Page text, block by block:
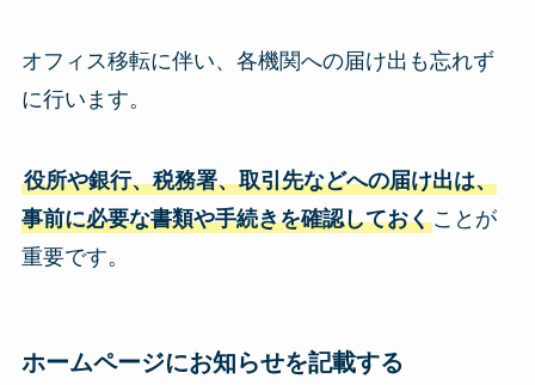
オフィス移転に伴い、各機関への届け出も忘れず
に行います。
役所や銀行、税務署、取引先などへの届け出は、
事前に必要な書類や手続きを確認しておくことが
重要です。
ホームページにお知らせを記載する